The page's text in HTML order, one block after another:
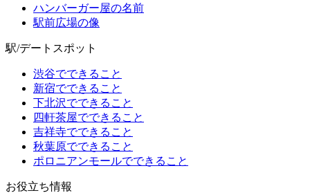
ハンバーガー屋の名前
駅前広場の像
駅/デートスポット
渋谷でできること
新宿でできること
下北沢でできること
四軒茶屋でできること
吉祥寺でできること
秋葉原でできること
ポロニアンモールでできること
お役立ち情報